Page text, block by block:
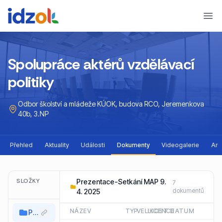
Spolupráce aktérů vzdělávací
politiky
Odbor školství a mládeže KÚOK, budova RCO, Jeremenkova
40b, 3.NP
Přehled Aktuality Události Dokumenty Videogalerie
SLOŽKY
Prezentace-Setkání MAP 9. 4. 2025
Prezentace-Setkání MAP 9.
4. 2025
7
dokumentů
NÁZEV TYPVELIKOST
LICENCEDATUM